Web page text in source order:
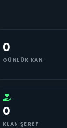
0
GÜNLÜK KAN
0
KLAN ŞEREF